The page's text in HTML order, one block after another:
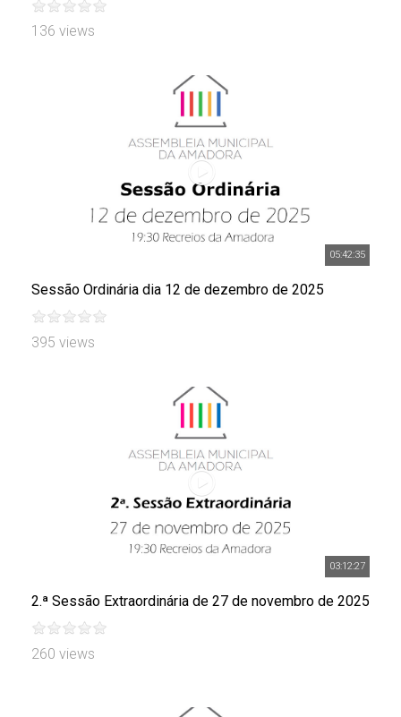
136 views
05:42:35
Sessão Ordinária dia 12 de dezembro de 2025
395 views
03:12:27
2.ª Sessão Extraordinária de 27 de novembro de 2025
260 views